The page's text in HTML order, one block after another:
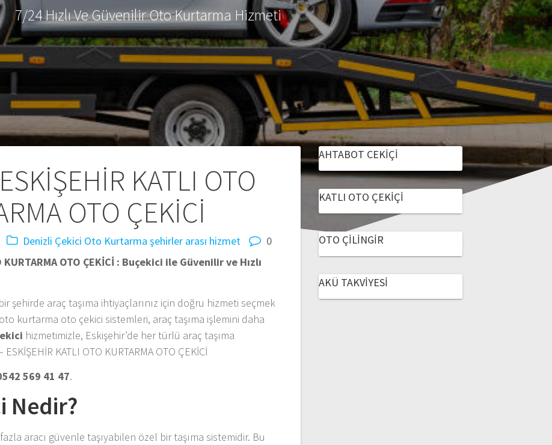
7/24 Hızlı Ve Güvenilir Oto Kurtarma Hizmeti
KATLI OTO
OTO ÇEKİCİ
Denizli Çekici Oto Kurtarma şehirler arası hizmet
0
KURTARMA OTO ÇEKİCİ : Buçekici ile Güvenilir ve Hızlı
şehirde araç taşıma ihtiyaçlarınız için doğru hizmeti seçmek
kurtarma oto çekici sistemleri, araç taşıma işlemini daha
hizmetimizle, Eskişehir’de her türlü araç taşıma
KATLI OTO KURTARMA OTO ÇEKİCİ
569 41 47.
Nedir?
aracı güvenle taşıyabilen özel bir taşıma sistemidir. Bu
AHTABOT CEKİÇİ
KATLI OTO ÇEKİÇİ
OTO ÇİLİNGİR
AKÜ TAKVİYESİ